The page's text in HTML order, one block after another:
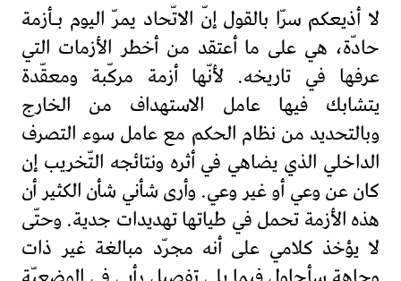
لا أذيعكم سرّا بالقول إنّ الاتّحاد يمرّ اليوم بـأزمة
حادّة، هي على ما أعتقد من أخطر الأزمات التي
عرفها في تاريخه. لأنّها أزمة مركّبة ومعقّدة
يتشابك فيها عامل الاستهداف من الخارج
وبالتحديد من نظام الحكم مع عامل سوء التصرف
الداخلي الذي يضاهي في أثره ونتائجه التّخريب إن
كان عن وعي أو غير وعي. وأرى شأني شأن الكثير أن
هذه الأزمة تحمل في طياتها تهديدات جدية. وحتّى
لا يؤخذ كلامي على أنه مجرّد مبالغة غير ذات